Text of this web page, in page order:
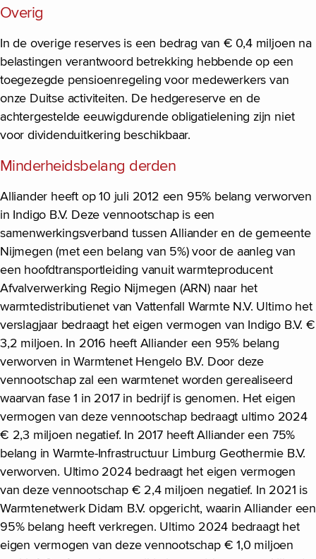
Overig
In de overige reserves is een bedrag van € 0,4 miljoen na
belastingen verantwoord betrekking hebbende op een
toegezegde pensioenregeling voor medewerkers van
onze Duitse activiteiten. De hedgereserve en de
achtergestelde eeuwigdurende obligatielening zijn niet
voor dividenduitkering beschikbaar.
Minderheidsbelang derden
Alliander heeft op 10 juli 2012 een 95% belang verworven
in Indigo B.V. Deze vennootschap is een
samenwerkingsverband tussen Alliander en de gemeente
Nijmegen (met een belang van 5%) voor de aanleg van
een hoofdtransportleiding vanuit warmteproducent
Afvalverwerking Regio Nijmegen (ARN) naar het
warmtedistributienet van Vattenfall Warmte N.V. Ultimo het
verslagjaar bedraagt het eigen vermogen van Indigo B.V. €
3,2 miljoen. In 2016 heeft Alliander een 95% belang
verworven in Warmtenet Hengelo B.V. Door deze
vennootschap zal een warmtenet worden gerealiseerd
waarvan fase 1 in 2017 in bedrijf is genomen. Het eigen
vermogen van deze vennootschap bedraagt ultimo 2024
€ 2,3 miljoen negatief. In 2017 heeft Alliander een 75%
belang in Warmte-Infrastructuur Limburg Geothermie B.V.
verworven. Ultimo 2024 bedraagt het eigen vermogen
van deze vennootschap € 2,4 miljoen negatief. In 2021 is
Warmtenetwerk Didam B.V. opgericht, waarin Alliander een
95% belang heeft verkregen. Ultimo 2024 bedraagt het
eigen vermogen van deze vennootschap € 1,0 miljoen